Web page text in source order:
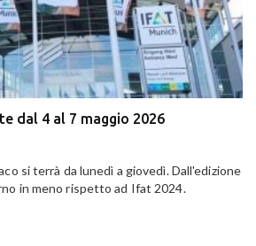
dal 4 al 7 maggio 2026
si terrà da lunedì a giovedì. Dall'edizione
in meno rispetto ad Ifat 2024.